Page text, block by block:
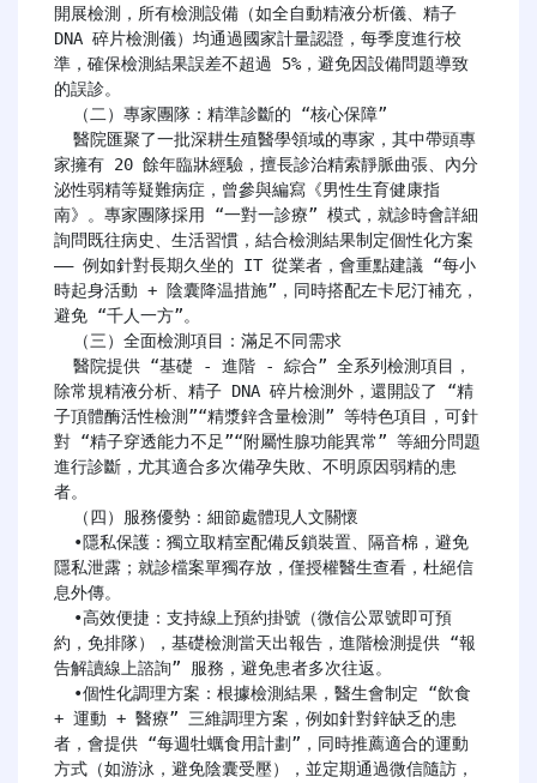
開展檢測，所有檢測設備（如全自動精液分析儀、精子
DNA 碎片檢測儀）均通過國家計量認證，每季度進行校
準，確保檢測結果誤差不超過 5%，避免因設備問題導致
的誤診。
家擁有 20 餘年臨牀經驗，擅長診治精索靜脈曲張、內分
泌性弱精等疑難病症，曾參與編寫《男性生育健康指
南》。專家團隊採用 “一對一診療” 模式，就診時會詳細
詢問既往病史、生活習慣，結合檢測結果制定個性化方案
—— 例如針對長期久坐的 IT 從業者，會重點建議 “每小
時起身活動 + 陰囊降温措施”，同時搭配左卡尼汀補充，
避免 “千人一方”。
除常規精液分析、精子 DNA 碎片檢測外，還開設了 “精
子頂體酶活性檢測”“精漿鋅含量檢測” 等特色項目，可針
對 “精子穿透能力不足”“附屬性腺功能異常” 等細分問題
進行診斷，尤其適合多次備孕失敗、不明原因弱精的患
者。
隱私泄露；就診檔案單獨存放，僅授權醫生查看，杜絕信
息外傳。
約，免排隊），基礎檢測當天出報告，進階檢測提供 “報
告解讀線上諮詢” 服務，避免患者多次往返。
+ 運動 + 醫療” 三維調理方案，例如針對鋅缺乏的患
者，會提供 “每週牡蠣食用計劃”，同時推薦適合的運動
方式（如游泳，避免陰囊受壓），並定期通過微信隨訪，